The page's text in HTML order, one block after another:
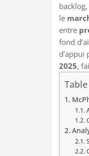
le
entre
fond
d’appui
2025,